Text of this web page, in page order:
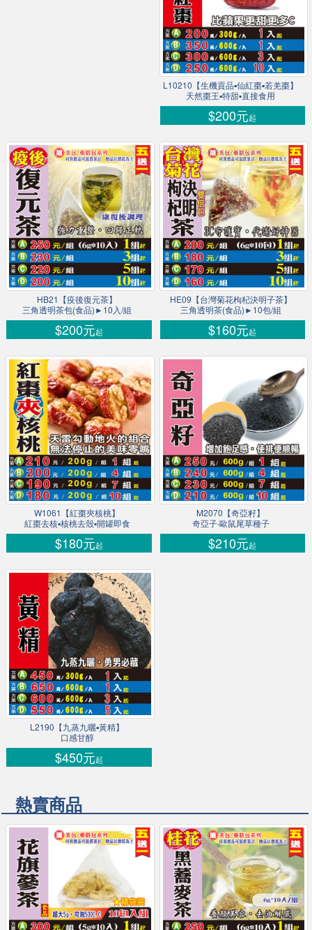
L10210【生機貢品▪仙紅棗▪若羌棗】
天然棗王▪特甜▪直接食用
$200元起
HB21【疫後復元茶】
三角透明茶包(食品)►10入/組
$200元起
HE09【台灣菊花枸杞決明子茶】
三角透明茶(食品)►10包/組
$160元起
W1061【紅棗夾核桃】
紅棗去核▪核桃去殼▪開罐即食
$180元起
M2070【奇亞籽】
奇亞子‧歐鼠尾草種子
$210元起
L2190【九蒸九曬▪黃精】
口感甘醇
$450元起
熱賣商品